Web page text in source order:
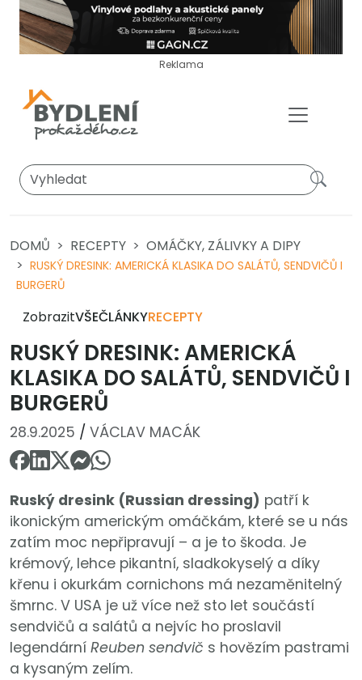
Reklama
DOMŮ RECEPTY OMÁČKY, ZÁLIVKY A DIPY
RUSKÝ DRESINK: AMERICKÁ KLASIKA DO SALÁTŮ, SENDVIČŮ I
BURGERŮ
ZobrazitVŠEČLÁNKYRECEPTY
RUSKÝ DRESINK: AMERICKÁ
KLASIKA DO SALÁTŮ, SENDVIČŮ I
BURGERŮ
28.9.2025 / VÁCLAV MACÁK
Ruský dresink (Russian dressing) patří k
ikonickým americkým omáčkám, které se u nás
zatím moc nepřipravují – a je to škoda. Je
krémový, lehce pikantní, sladkokyselý a díky
křenu i okurkám cornichons má nezaměnitelný
šmrnc. V USA je už více než sto let součástí
sendvičů a salátů a nejvíc ho proslavil
legendární Reuben sendvič s hovězím pastrami
a kysaným zelím.